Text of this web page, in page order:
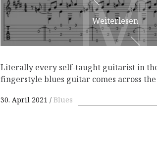
Weiterlesen
Literally every self-taught guitarist in
fingerstyle blues guitar comes across
30. April 2021 Blues